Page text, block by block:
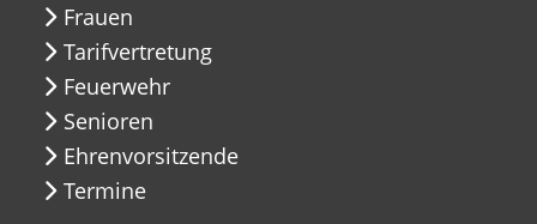
Frauen
Tarifvertretung
Feuerwehr
Senioren
Ehrenvorsitzende
Termine